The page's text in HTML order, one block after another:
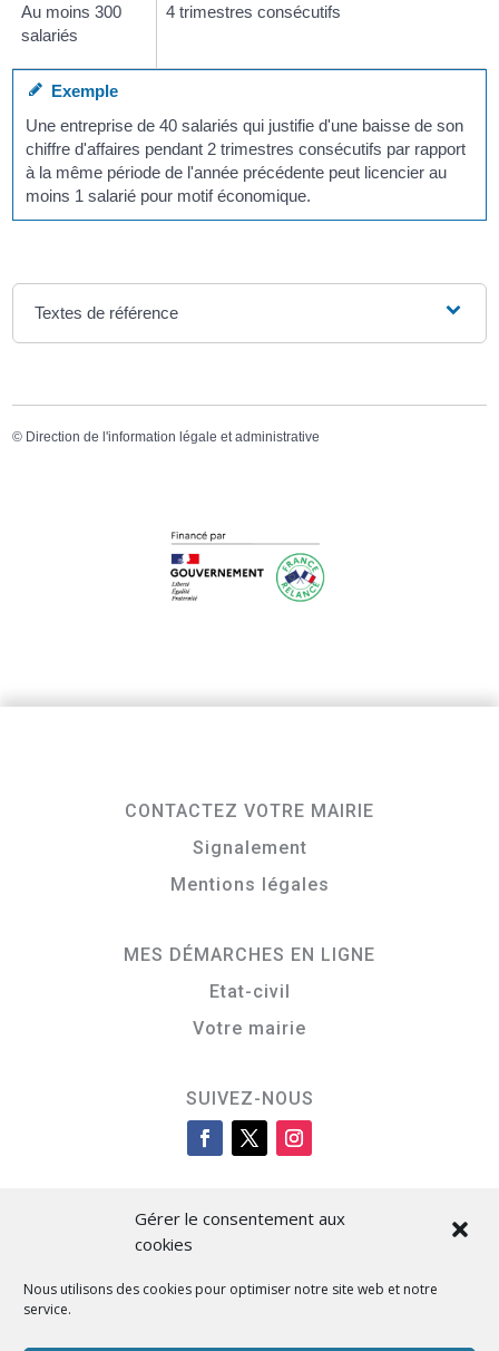
Gérer le consentement aux
cookies
Nous utilisons des cookies pour optimiser notre site web et notre
service.
Au moins 300
salariés
4 trimestres consécutifs
Exemple
Une entreprise de 40 salariés qui justifie d'une baisse de son
chiffre d'affaires pendant 2 trimestres consécutifs par rapport
à la même période de l'année précédente peut licencier au
moins 1 salarié pour motif économique.
Textes de référence
© Direction de l'information légale et administrative
CONTACTEZ VOTRE MAIRIE
Signalement
Mentions légales
MES DÉMARCHES EN LIGNE
Etat-civil
Votre mairie
SUIVEZ-NOUS